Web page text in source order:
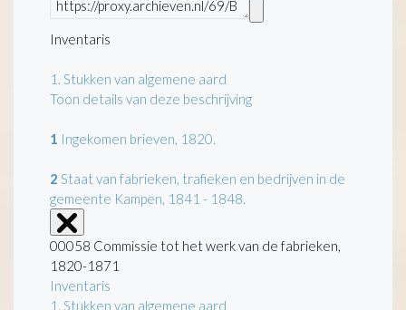
Inventaris
1. Stukken van algemene aard
Toon details van deze beschrijving
1 Ingekomen brieven, 1820.
2 Staat van fabrieken, trafieken en bedrijven in de
gemeente Kampen, 1841 - 1848.
00058 Commissie tot het werk van de fabrieken,
1820-1871
Inventaris
1. Stukken van algemene aard